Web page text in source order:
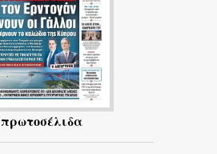
πρωτοσέλιδα